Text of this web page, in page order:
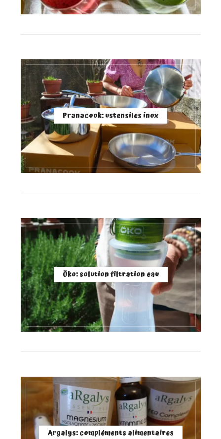
Pranacook: ustensiles inox
Öko: solution filtration eau
Argalys: compléments alimentaires